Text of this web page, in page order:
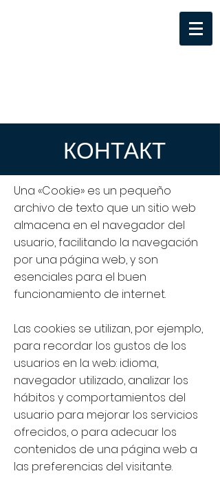
КОНТАКТ
Una «Cookie» es un pequeño
archivo de texto que un sitio web
almacena en el navegador del
usuario, facilitando la navegación
por una página web, y son
esenciales para el buen
funcionamiento de internet.
Las cookies se utilizan, por ejemplo,
para recordar los gustos de los
usuarios en la web: idioma,
navegador utilizado, analizar los
hábitos y comportamientos del
usuario para mejorar los servicios
ofrecidos, o para adecuar los
contenidos de una página web a
las preferencias del visitante.